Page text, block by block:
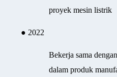
proyek mesin listrik
● 2022
Bekerja sama dengan
dalam produk